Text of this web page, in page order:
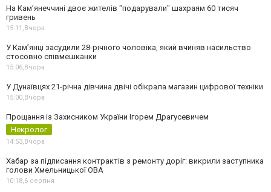
На Камʼянеччині двоє жителів "подарували" шахраям 60 тисяч
гривень
15:11, Вчора
У Камʼянці засудили 28-річного чоловіка, який вчиняв насильство
стосовно співмешканки
15:06, Вчора
У Дунаївцях 21-річна дівчина двічі обікрала магазин цифрової техніки
15:00, Вчора
Прощання із Захисником України Ігорем Драгусевичем
Некролог
14:53, Вчора
Хабар за підписання контрактів з ремонту доріг: викрили заступника
голови Хмельницької ОВА
10:18, 6 серпня